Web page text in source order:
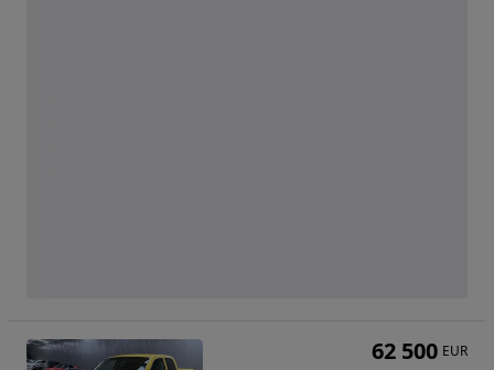
62 500 EUR